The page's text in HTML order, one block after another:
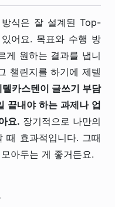
식은 잘 설계된 Top-
어요. 목표와 수행 방
게 원하는 결과를 냅니
챌린지를 하기에 제텔
텔카스텐이 글쓰기 부담
끝내야 하는 과제나 업
요. 장기적으로 나만의
때 효과적입니다. 그때
아두는 게 좋거든요.